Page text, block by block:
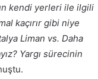
kendi yerleri ile ilgili
kaçırır gibi niye
Liman vs. Daha
Yargı sürecinin